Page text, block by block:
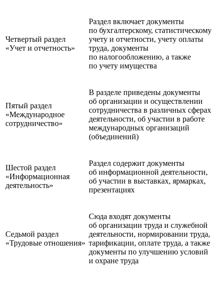
Четвертый раздел
«Учет и отчетность»
Раздел включает документы
по бухгалтерскому, статистическому
учету и отчетности, учету оплаты
труда, документы
по налогообложению, а также
по учету имущества
Пятый раздел
«Международное
сотрудничество»
В разделе приведены документы
об организации и осуществлении
сотрудничества в различных сферах
деятельности, об участии в работе
международных организаций
(объединений)
Шестой раздел
«Информационная
деятельность»
Раздел содержит документы
об информационной деятельности,
об участии в выставках, ярмарках,
презентациях
Седьмой раздел
«Трудовые отношения»
Сюда входят документы
об организации труда и служебной
деятельности, нормировании труда,
тарификации, оплате труда, а также
документы по улучшению условий
и охране труда